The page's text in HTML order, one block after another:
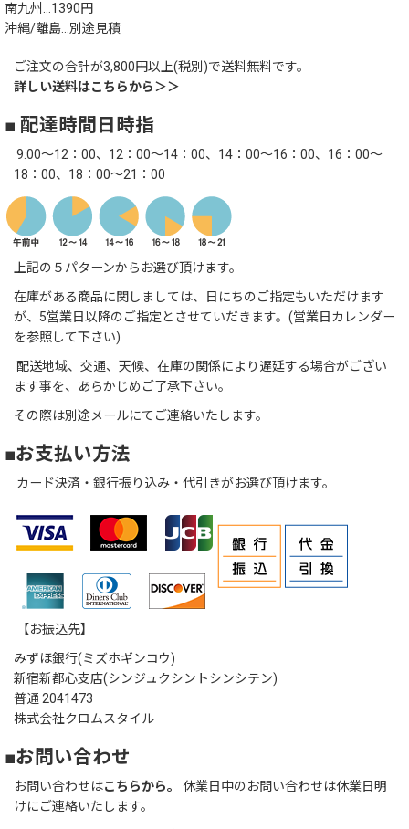
南九州…1390円
沖縄/離島…別途見積
ご注文の合計が3,800円以上(税別)で送料無料です。
詳しい送料はこちらから＞＞
■ 配達時間日時指
9:00～12：00、12：00～14：00、14：00～16：00、16：00～
18：00、18：00～21：00
上記の５パターンからお選び頂けます。
在庫がある商品に関しましては、日にちのご指定もいただけます
が、5営業日以降のご指定とさせていだきます。(営業日カレンダー
を参照して下さい)
配送地域、交通、天候、在庫の関係により遅延する場合がござい
ます事を、あらかじめご了承下さい。
その際は別途メールにてご連絡いたします。
■お支払い方法
カード決済・銀行振り込み・代引きがお選び頂けます。
【お振込先】
みずほ銀行(ミズホギンコウ)
新宿新都心支店(シンジュクシントシンシテン)
普通 2041473
株式会社クロムスタイル
■お問い合わせ
お問い合わせはこちらから。
休業日中のお問い合わせは休業日明
けにご連絡いたします。